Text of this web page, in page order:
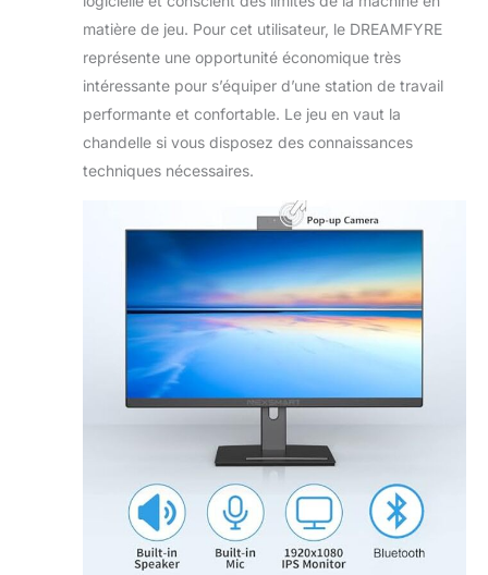
matière de jeu. Pour cet utilisateur, le DREAMFYRE
représente une opportunité économique très
intéressante pour s’équiper d’une station de travail
performante et confortable. Le jeu en vaut la
chandelle si vous disposez des connaissances
techniques nécessaires.